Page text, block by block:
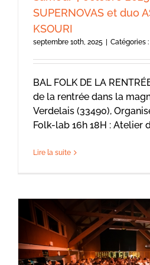
SUPERNOVAS et duo
KSOURI
septembre 10th, 2025 Catégories :
BAL FOLK DE LA
de la rentrée dans la
Verdelais (33490),
Folk-lab 16h 18H : Atelier
Lire la suite